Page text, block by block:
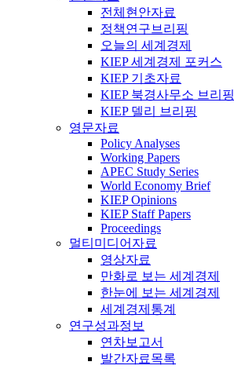
전체현안자료
정책연구브리핑
오늘의 세계경제
KIEP 세계경제 포커스
KIEP 기초자료
KIEP 북경사무소 브리핑
KIEP 델리 브리핑
영문자료
Policy Analyses
Working Papers
APEC Study Series
World Economy Brief
KIEP Opinions
KIEP Staff Papers
Proceedings
멀티미디어자료
영상자료
만화로 보는 세계경제
한눈에 보는 세계경제
세계경제통계
연구성과정보
연차보고서
발간자료목록